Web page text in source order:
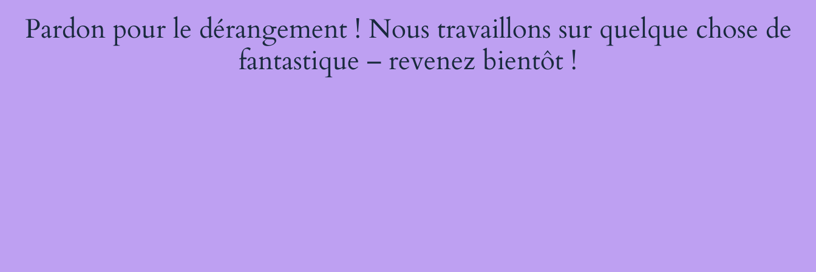
Pardon pour le dérangement ! Nous travaillons sur quelque chose de
fantastique – revenez bientôt !